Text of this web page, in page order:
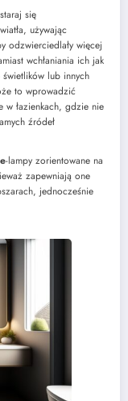
się
używając
odzwierciedlały więcej
wchłaniania ich jak
lub innych
to wprowadzić
w łazienkach, gdzie nie
źródeł
-lampy zorientowane na
zapewniają one
jednocześnie